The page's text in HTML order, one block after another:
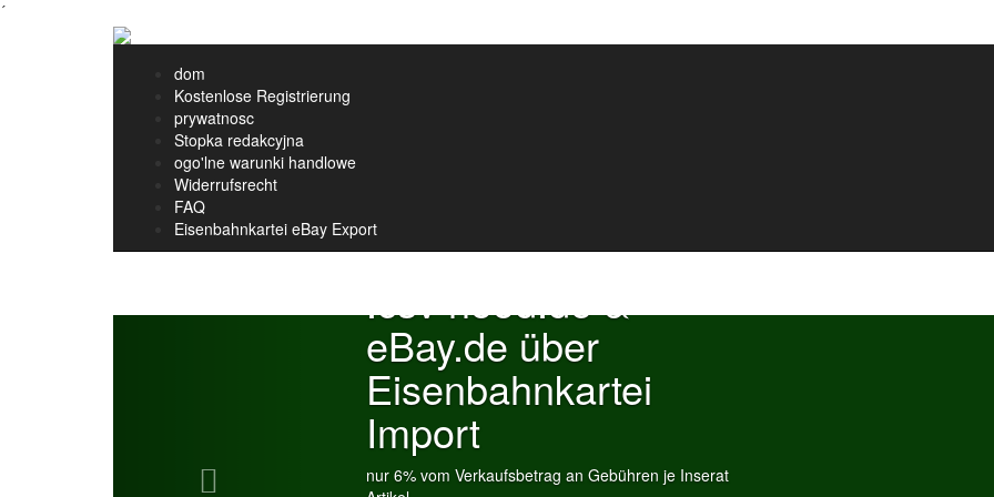
´
dom
Kostenlose Registrierung
prywatnosc
Stopka redakcyjna
ogo'lne warunki handlowe
Widerrufsrecht
FAQ
Eisenbahnkartei eBay Export
.csv hood.de &
eBay.de über
Eisenbahnkartei
Import
nur 6% vom Verkaufsbetrag an Gebühren je Inserat